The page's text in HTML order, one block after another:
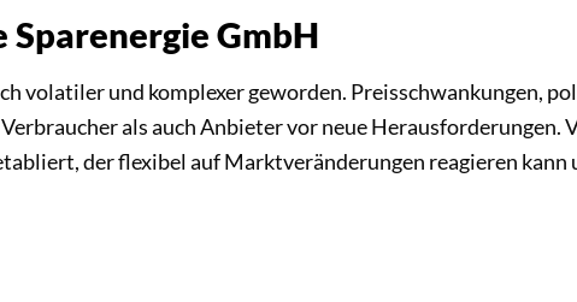
GmbH
volatiler und komplexer geworden. Preisschwankungen,
als auch Anbieter vor neue Herausforderungen.
der flexibel auf Marktveränderungen reagieren kann